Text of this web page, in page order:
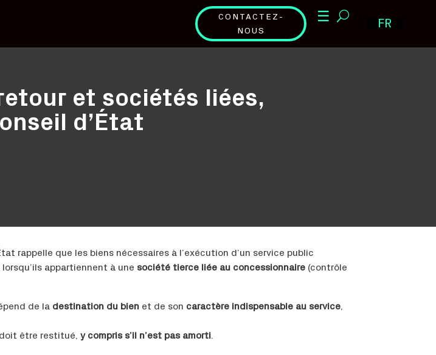
CONTACTEZ-
NOUS
☰ FR
et sociétés liées,
d’État
rappelle que les biens nécessaires à l’exécution d’un service public
lorsqu’ils appartiennent à une société tierce liée au concessionnaire (contrôle
de la destination du bien et de son caractère indispensable au service,
doit être restitué,y compris s’il n’est pas amorti.